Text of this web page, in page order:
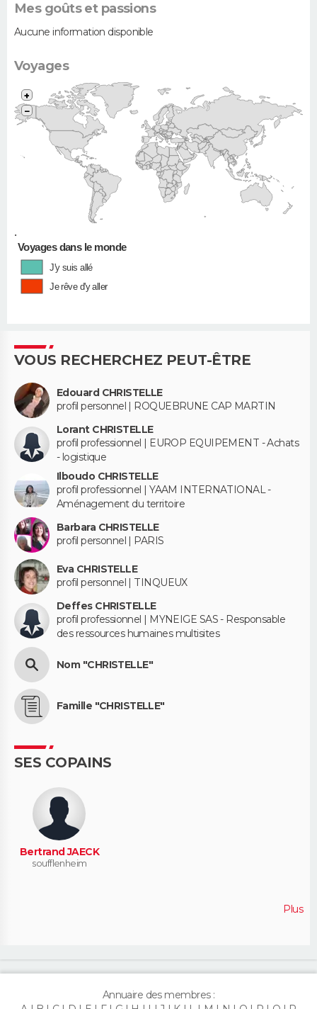
Mes goûts et passions
Aucune information disponible
Voyages
•
+
−
Voyages dans le monde
J'y suis allé
Je rêve d'y aller
VOUS RECHERCHEZ PEUT-ÊTRE
Edouard CHRISTELLE
profil personnel | ROQUEBRUNE CAP MARTIN
Lorant CHRISTELLE
profil professionnel | EUROP EQUIPEMENT - Achats
- logistique
Ilboudo CHRISTELLE
profil professionnel | YAAM INTERNATIONAL -
Aménagement du territoire
Barbara CHRISTELLE
profil personnel | PARIS
Eva CHRISTELLE
profil personnel | TINQUEUX
Deffes CHRISTELLE
profil professionnel | MYNEIGE SAS - Responsable
des ressources humaines multisites
Nom "CHRISTELLE"
Famille "CHRISTELLE"
SES COPAINS
Bertrand JAECK
soufflenheim
Plus
Annuaire des membres :